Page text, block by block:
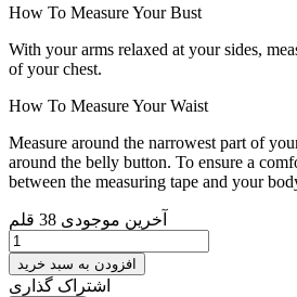
How To Measure Your Bust
With your arms relaxed at your sides,
of your chest.
How To Measure Your Waist
Measure around the narrowest part of
around the belly button. To ensure a
between the measuring tape and your
آخرین موجودی 38 قلم
افزودن به سبد خرید
اشتراک گذاری